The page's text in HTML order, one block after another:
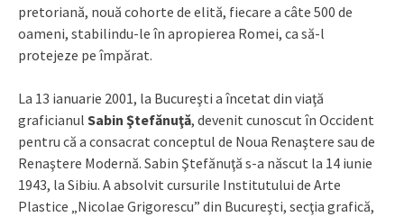
pretoriană, nouă cohorte de elită, fiecare a câte 500 de
oameni, stabilindu-le în apropierea Romei, ca să-l
protejeze pe împărat.
La 13 ianuarie 2001, la Bucureşti a încetat din viaţă
graficianul Sabin Ştefănuţă, devenit cunoscut în Occident
pentru că a consacrat conceptul de Noua Renaştere sau de
Renaştere Modernă. Sabin Ştefănuţă s-a născut la 14 iunie
1943, la Sibiu. A absolvit cursurile Institutului de Arte
Plastice „Nicolae Grigorescu” din Bucureşti, secţia grafică,